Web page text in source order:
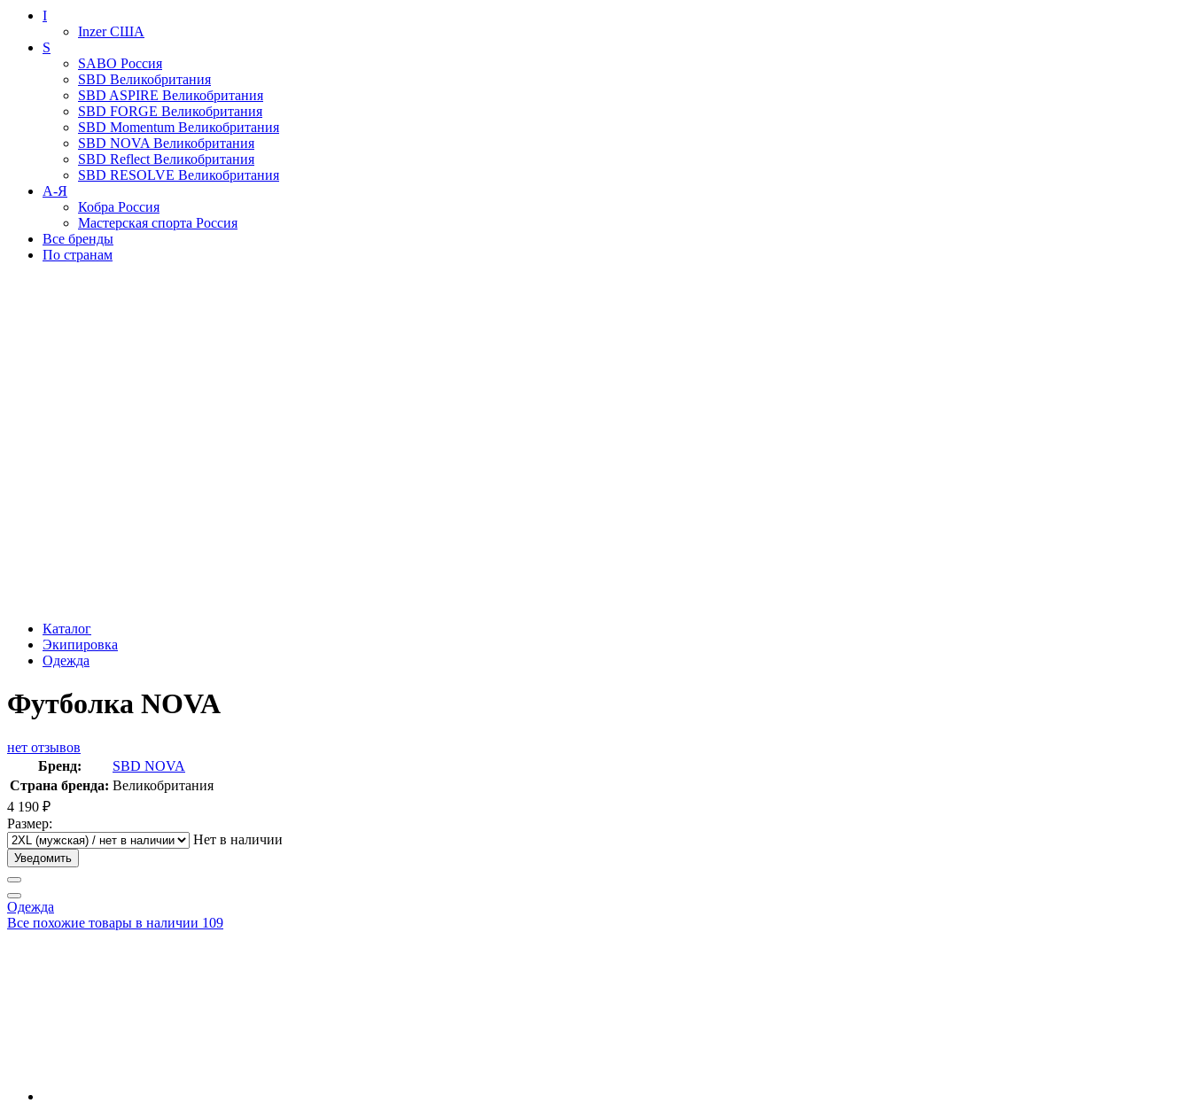
I
InzerСША
S
SABO Россия
SBD Великобритания
SBD ASPIRE Великобритания
SBD FORGE Великобритания
SBD Momentum Великобритания
SBD NOVA Великобритания
SBD Reflect Великобритания
SBD RESOLVE Великобритания
А-Я
Кобра Россия
Мастерская спорта Россия
Все бренды
По странам
Каталог
Экипировка
Одежда
Футболка NOVA
нет отзывов
Бренд:
SBD NOVA
Страна бренда: Великобритания
4 190 ₽
Размер:
Нет в наличии
Уведомить
Одежда
Все похожие товары в наличии 109